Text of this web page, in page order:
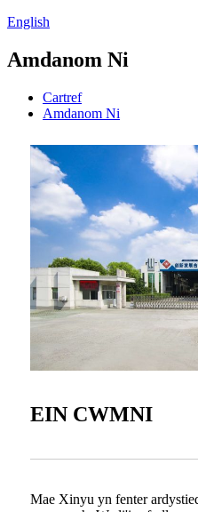
English
Amdanom Ni
Cartref
Amdanom Ni
EIN CWMNI
Mae Xinyu yn fenter